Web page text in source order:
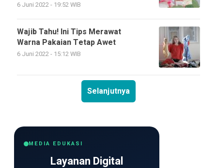
6 Juni 2022 - 19:52 WIB
Wajib Tahu! Ini Tips Merawat
Warna Pakaian Tetap Awet
6 Juni 2022 - 15:12 WIB
Selanjutnya
MEDIA EDUKASI
Layanan Digital